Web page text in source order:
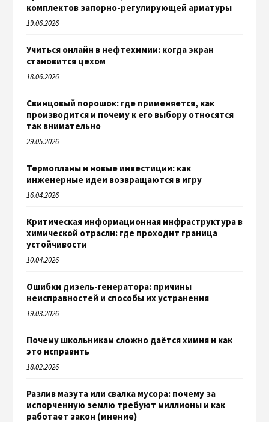
комплектов запорно-регулирующей арматуры
19.06.2026
Учиться онлайн в нефтехимии: когда экран
становится цехом
18.06.2026
Свинцовый порошок: где применяется, как
производится и почему к его выбору относятся
так внимательно
29.05.2026
Термопланы и новые инвестиции: как
инженерные идеи возвращаются в игру
16.04.2026
Критическая информационная инфраструктура в
химической отрасли: где проходит граница
устойчивости
10.04.2026
Ошибки дизель-генератора: причины
неисправностей и способы их устранения
19.03.2026
Почему школьникам сложно даётся химия и как
это исправить
18.02.2026
Разлив мазута или свалка мусора: почему за
испорченную землю требуют миллионы и как
работает закон (мнение)